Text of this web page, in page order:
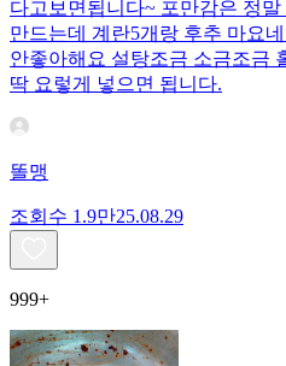
다고보면됩니다~ 포만감은 정
만드는데 계란5개랑 후추 마요
안좋아해요 설탕조금 소금조금
딱 요렇게 넣으면 됩니다.
똘맹
조회수 1.9만25.08.29
999+